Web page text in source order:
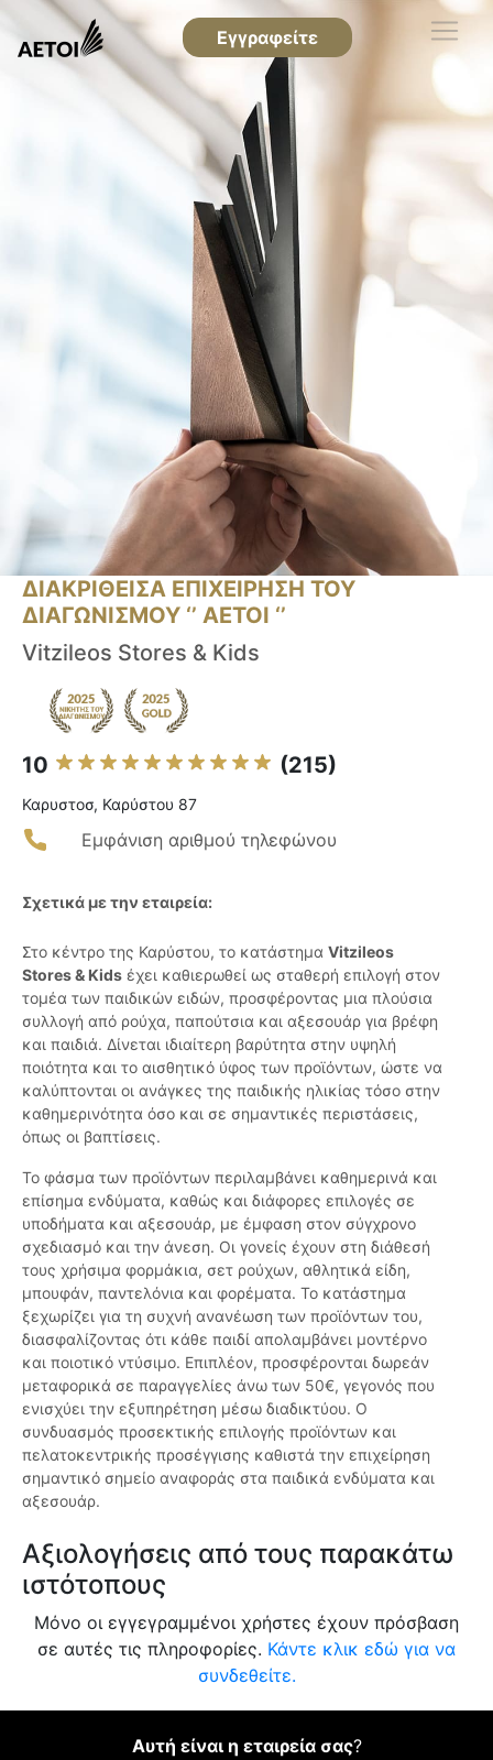
Εγγραφείτε
ΔΙΑΚΡΙΘΕΙΣΑ ΕΠΙΧΕΙΡΗΣΗ ΤΟΥ
ΔΙΑΓΩΝΙΣΜΟΥ ‘’ ΑΕΤΟΙ ‘’
Vitzileos Stores & Kids
10 (215)
Καρυστοσ, Καρύστου 87
Εμφάνιση αριθμού τηλεφώνου
Σχετικά με την εταιρεία:
Στο κέντρο της Καρύστου, το κατάστημα Vitzileos
Stores & Kids έχει καθιερωθεί ως σταθερή επιλογή στον
τομέα των παιδικών ειδών, προσφέροντας μια πλούσια
συλλογή από ρούχα, παπούτσια και αξεσουάρ για βρέφη
και παιδιά. Δίνεται ιδιαίτερη βαρύτητα στην υψηλή
ποιότητα και το αισθητικό ύφος των προϊόντων, ώστε να
καλύπτονται οι ανάγκες της παιδικής ηλικίας τόσο στην
καθημερινότητα όσο και σε σημαντικές περιστάσεις,
όπως οι βαπτίσεις.
Το φάσμα των προϊόντων περιλαμβάνει καθημερινά και
επίσημα ενδύματα, καθώς και διάφορες επιλογές σε
υποδήματα και αξεσουάρ, με έμφαση στον σύγχρονο
σχεδιασμό και την άνεση. Οι γονείς έχουν στη διάθεσή
τους χρήσιμα φορμάκια, σετ ρούχων, αθλητικά είδη,
μπουφάν, παντελόνια και φορέματα. Το κατάστημα
ξεχωρίζει για τη συχνή ανανέωση των προϊόντων του,
διασφαλίζοντας ότι κάθε παιδί απολαμβάνει μοντέρνο
και ποιοτικό ντύσιμο. Επιπλέον, προσφέρονται δωρεάν
μεταφορικά σε παραγγελίες άνω των 50€, γεγονός που
ενισχύει την εξυπηρέτηση μέσω διαδικτύου. Ο
συνδυασμός προσεκτικής επιλογής προϊόντων και
πελατοκεντρικής προσέγγισης καθιστά την επιχείρηση
σημαντικό σημείο αναφοράς στα παιδικά ενδύματα και
αξεσουάρ.
Αξιολογήσεις από τους παρακάτω
ιστότοπους
Μόνο οι εγγεγραμμένοι χρήστες έχουν πρόσβαση
σε αυτές τις πληροφορίες. Κάντε κλικ εδώ για να
συνδεθείτε.
Αυτή είναι η εταιρεία σας?